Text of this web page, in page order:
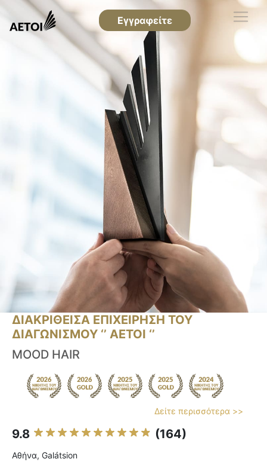
Εγγραφείτε
ΔΙΑΚΡΙΘΕΙΣΑ ΕΠΙΧΕΙΡΗΣΗ ΤΟΥ
ΔΙΑΓΩΝΙΣΜΟΥ ‘’ ΑΕΤΟΙ ‘’
MOOD HAIR
Δείτε περισσότερα >>
9.8 (164)
Αθήνα, Galátsion